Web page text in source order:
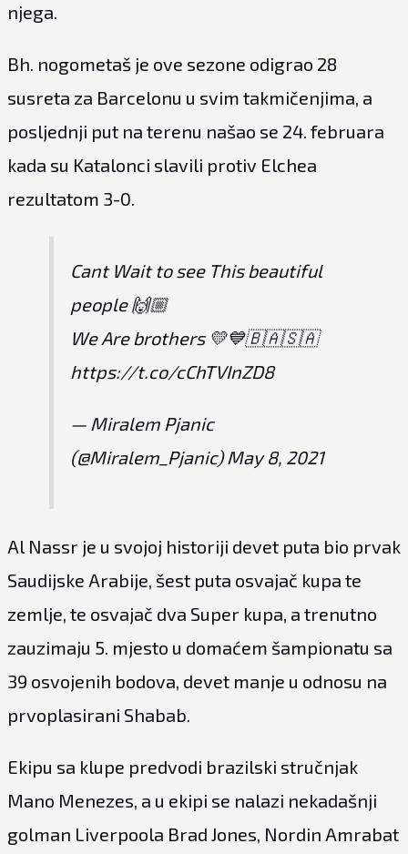
njega.
Bh. nogometaš je ove sezone odigrao 28
susreta za Barcelonu u svim takmičenjima, a
posljednji put na terenu našao se 24. februara
kada su Katalonci slavili protiv Elchea
rezultatom 3-0.
Cant Wait to see This beautiful
people 🙌🏼
We Are brothers 💛💙🇧🇦🇸🇦
https://t.co/cChTVInZD8
— Miralem Pjanic
(@Miralem_Pjanic)May 8, 2021
Al Nassr je u svojoj historiji devet puta bio prvak
Saudijske Arabije, šest puta osvajač kupa te
zemlje, te osvajač dva Super kupa, a trenutno
zauzimaju 5. mjesto u domaćem šampionatu sa
39 osvojenih bodova, devet manje u odnosu na
prvoplasirani Shabab.
Ekipu sa klupe predvodi brazilski stručnjak
Mano Menezes, a u ekipi se nalazi nekadašnji
golman Liverpoola Brad Jones, Nordin Amrabat